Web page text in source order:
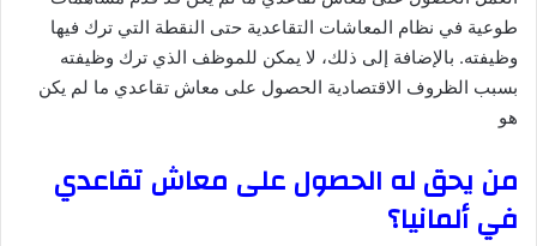
طوعية في نظام المعاشات التقاعدية حتى النقطة التي ترك فيها
وظيفته. بالإضافة إلى ذلك، لا يمكن للموظف الذي ترك وظيفته
بسبب الظروف الاقتصادية الحصول على معاش تقاعدي ما لم يكن
هو
من يحق له الحصول على معاش تقاعدي
في ألمانيا؟